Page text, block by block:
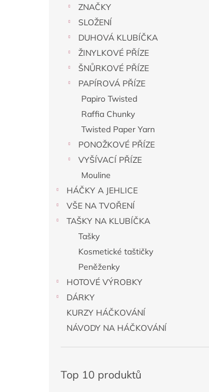
ZNAČKY
SLOŽENÍ
DUHOVÁ KLUBÍČKA
ŽINYLKOVÉ PŘÍZE
ŠNŮRKOVÉ PŘÍZE
PAPÍROVÁ PŘÍZE
Papiro Twisted
Raffia Chunky
Twisted Paper Yarn
PONOŽKOVÉ PŘÍZE
VYŠÍVACÍ PŘÍZE
Mouline
HÁČKY A JEHLICE
VŠE NA TVOŘENÍ
TAŠKY NA KLUBÍČKA
Tašky
Kosmetické taštičky
Peněženky
HOTOVÉ VÝROBKY
DÁRKY
KURZY HÁČKOVÁNÍ
NÁVODY NA HÁČKOVÁNÍ
Top 10 produktů